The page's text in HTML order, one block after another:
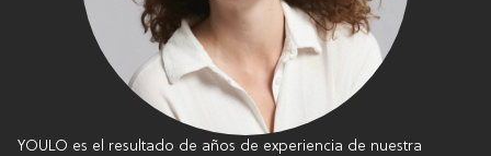
YOULO es el resultado de años de experiencia de nuestra